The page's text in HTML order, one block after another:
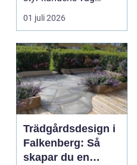
genom lokalen,
01 juli 2026
Trädgårdsdesign i
Falkenberg: Så
skapar du en